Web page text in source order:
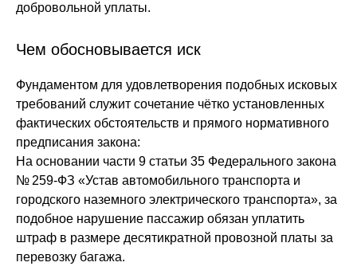
добровольной уплаты.
Чем обосновывается иск
Фундаментом для удовлетворения подобных исковых
требований служит сочетание чётко установленных
фактических обстоятельств и прямого нормативного
предписания закона:
На основании части 9 статьи 35 Федерального закона
№ 259-ФЗ «Устав автомобильного транспорта и
городского наземного электрического транспорта», за
подобное нарушение пассажир обязан уплатить
штраф в размере десятикратной провозной платы за
перевозку багажа.